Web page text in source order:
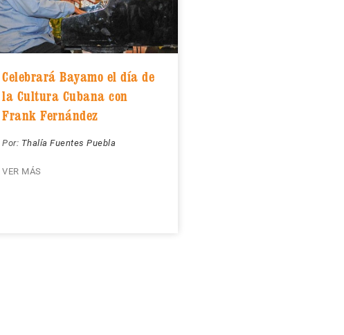
Celebrará Bayamo el día de
la Cultura Cubana con
Frank Fernández
Por: Thalía Fuentes Puebla
VER MÁS